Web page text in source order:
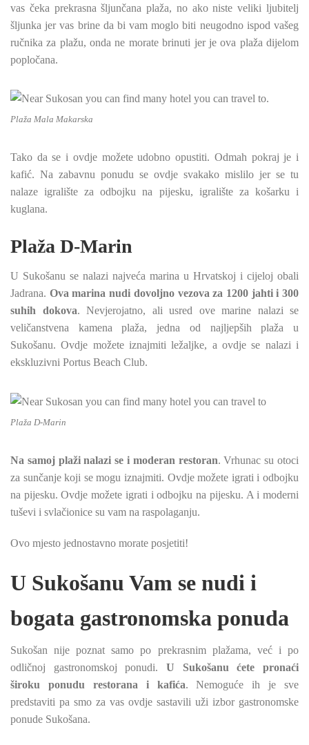
vas čeka prekrasna šljunčana plaža, no ako niste veliki ljubitelj
šljunka jer vas brine da bi vam moglo biti neugodno ispod vašeg
ručnika za plažu, onda ne morate brinuti jer je ova plaža dijelom
popločana.
Plaža Mala Makarska
Tako da se i ovdje možete udobno opustiti. Odmah pokraj je i
kafić. Na zabavnu ponudu se ovdje svakako mislilo jer se tu
nalaze igralište za odbojku na pijesku, igralište za košarku i
kuglana.
Plaža D-Marin
U Sukošanu se nalazi najveća marina u Hrvatskoj i cijeloj obali
Jadrana. Ova marina nudi dovoljno vezova za 1200 jahti i 300
suhih dokova. Nevjerojatno, ali usred ove marine nalazi se
veličanstvena kamena plaža, jedna od najljepših plaža u
Sukošanu. Ovdje možete iznajmiti ležaljke, a ovdje se nalazi i
ekskluzivni Portus Beach Club.
Plaža D-Marin
Na samoj plaži nalazi se i moderan restoran. Vrhunac su otoci
za sunčanje koji se mogu iznajmiti. Ovdje možete igrati i odbojku
na pijesku. Ovdje možete igrati i odbojku na pijesku. A i moderni
tuševi i svlačionice su vam na raspolaganju.
Ovo mjesto jednostavno morate posjetiti!
U Sukošanu Vam se nudi i
bogata gastronomska ponuda
Sukošan nije poznat samo po prekrasnim plažama, već i po
odličnoj gastronomskoj ponudi. U Sukošanu ćete pronaći
široku ponudu restorana i kafića. Nemoguće ih je sve
predstaviti pa smo za vas ovdje sastavili uži izbor gastronomske
ponude Sukošana.